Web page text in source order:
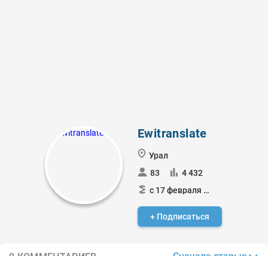
Ewitranslate
Урал
83
4 432
с 17 февраля 2015
+ Подписаться